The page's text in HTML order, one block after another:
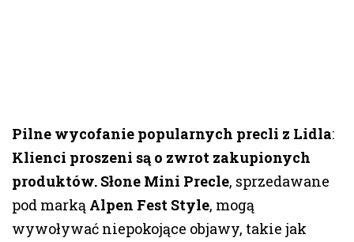
Pilne wycofanie popularnych precli z Lidla:
Klienci proszeni są o zwrot zakupionych
produktów. Słone Mini Precle, sprzedawane
pod marką Alpen Fest Style, mogą
wywoływać niepokojące objawy, takie jak